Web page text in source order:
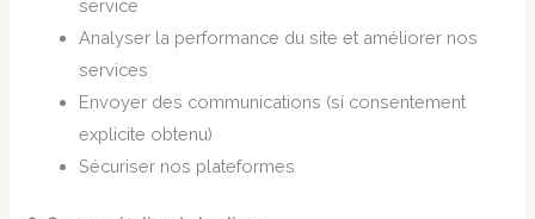
service
Analyser la performance du site et améliorer nos
services
Envoyer des communications (si consentement
explicite obtenu)
Sécuriser nos plateformes